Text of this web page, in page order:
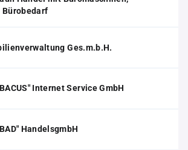
Bürobedarf
Ges.m.b.H.
Internet Service GmbH
HandelsgmbH